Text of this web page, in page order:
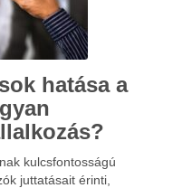
hatása a
kulcsfontosságú
juttatásait érinti,